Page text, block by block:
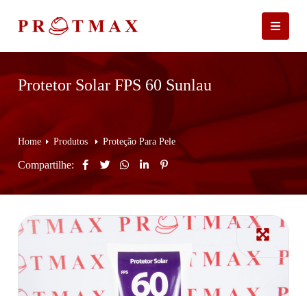
Protetor Solar FPS 60 Sunlau
Home Produtos Proteção Para Pele
Compartilhe: